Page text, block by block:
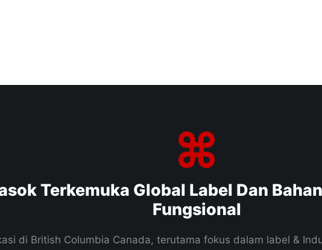
Terkemuka Global Label Dan
Fungsional
di British Columbia Canada, terutama fokus dalam label &